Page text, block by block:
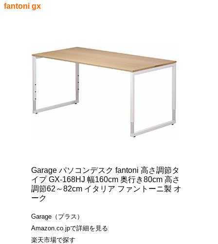
fantoni gx
Garage パソコンデスク fantoni 高さ調節タ
イプ GX-168HJ 幅160cm 奥行き80cm 高さ
調節62～82cm イタリア ファントーニ製 オ
ーク
Garage（プラス）
Amazon.co.jpで詳細を見る
楽天市場で探す